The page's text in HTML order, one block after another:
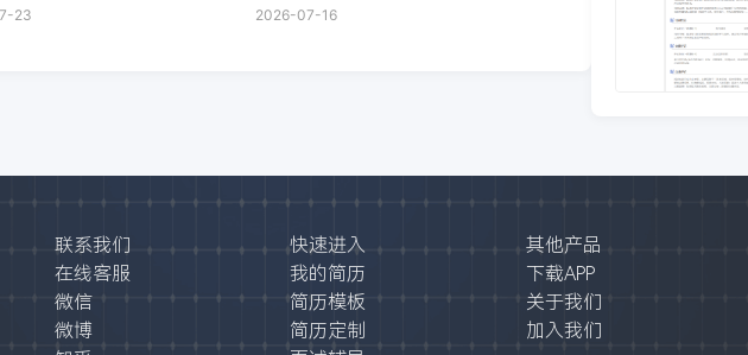
23 2026-07-16
联系我们
在线客服
微信
微博
快速进入
我的简历
简历模板
简历定制
其他产品
下载APP
关于我们
加入我们